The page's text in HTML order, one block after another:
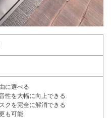
に選べる
性を大幅に向上できる
クを完全に解消できる
も可能